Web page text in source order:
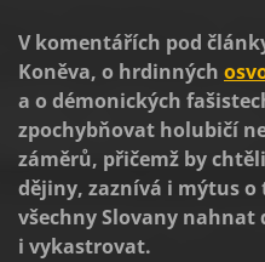
V komentářích pod
Koněva, o hrdinných
a o démonických
zpochybňovat holubičí
záměrů, přičemž by
dějiny, zaznívá i mýtus
všechny Slovany
i vykastrovat.